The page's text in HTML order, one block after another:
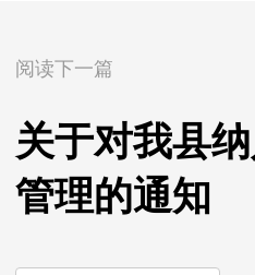
阅读下一篇
关于对我县
管理的通知